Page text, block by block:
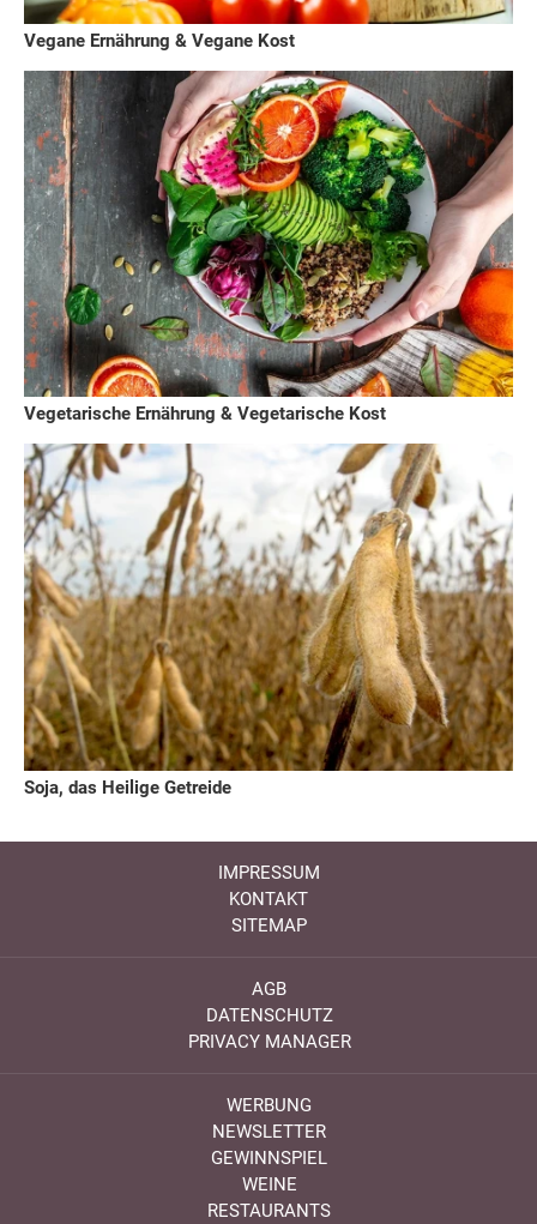
Vegane Ernährung & Vegane Kost
Vegetarische Ernährung & Vegetarische Kost
Soja, das Heilige Getreide
IMPRESSUM
KONTAKT
SITEMAP
AGB
DATENSCHUTZ
PRIVACY MANAGER
WERBUNG
NEWSLETTER
GEWINNSPIEL
WEINE
RESTAURANTS